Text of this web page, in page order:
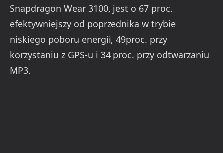
Snapdragon Wear 3100, jest o 67 proc.
efektywniejszy od poprzednika w trybie
niskiego poboru energii, 49proc. przy
korzystaniu z GPS-u i 34 proc. przy odtwarzaniu
MP3.